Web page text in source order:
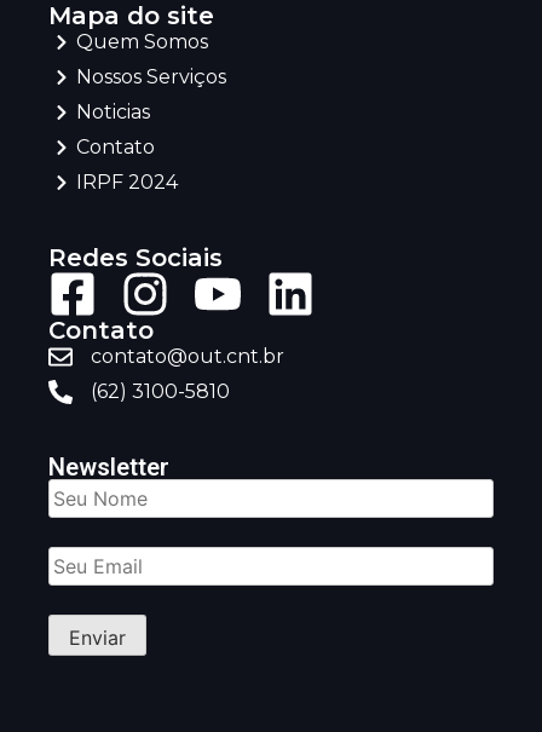
Mapa do site
Quem Somos
Nossos Serviços
Noticias
Contato
IRPF 2024
Redes Sociais
Contato
contato@out.cnt.br
(62) 3100-5810
Newsletter